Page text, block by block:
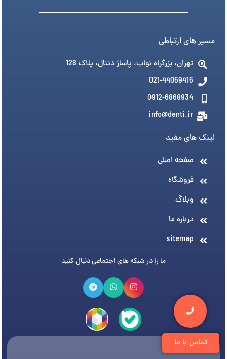
تماس با ما
مسیر های ارتباطی
تهران، بزرگراه نواب، پاساژ دنتال، پلاک 128
021-44069416
0912-6868934
info@denti.ir
لینک های مفید
صفحه اصلی
فروشگاه
وبلاگ
درباره ما
sitemap
ما را در شبکه های اجتماعی دنبال کنید